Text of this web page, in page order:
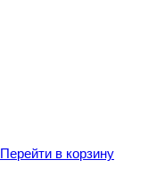
Перейти в корзину